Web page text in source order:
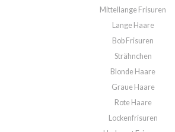
Mittellange Frisuren
Lange Haare
Bob Frisuren
Strähnchen
Blonde Haare
Graue Haare
Rote Haare
Lockenfrisuren